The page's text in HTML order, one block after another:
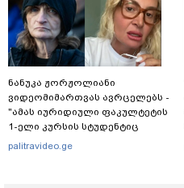
ნანუკა ჟორჟოლიანი
ვიდეომიმართვას ავრცელებს -
"ამას იურიდიული ფაკულტეტის
1-ელი კურსის სტუდენტიც
იკითხავს"
palitravideo.ge